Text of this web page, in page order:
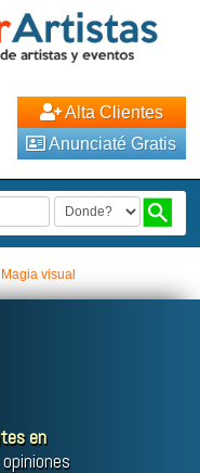
Alta Clientes
Anunciaté Gratis
Magia visual
en